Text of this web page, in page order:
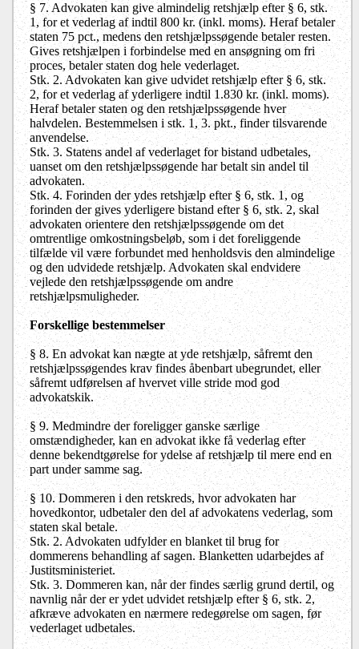
§ 7. Advokaten kan give almindelig retshjælp efter § 6, stk.
1, for et vederlag af indtil 800 kr. (inkl. moms). Heraf betaler
staten 75 pct., medens den retshjælpssøgende betaler resten.
Gives retshjælpen i forbindelse med en ansøgning om fri
proces, betaler staten dog hele vederlaget.
Stk. 2. Advokaten kan give udvidet retshjælp efter § 6, stk.
2, for et vederlag af yderligere indtil 1.830 kr. (inkl. moms).
Heraf betaler staten og den retshjælpssøgende hver
halvdelen. Bestemmelsen i stk. 1, 3. pkt., finder tilsvarende
anvendelse.
Stk. 3. Statens andel af vederlaget for bistand udbetales,
uanset om den retshjælpssøgende har betalt sin andel til
advokaten.
Stk. 4. Forinden der ydes retshjælp efter § 6, stk. 1, og
forinden der gives yderligere bistand efter § 6, stk. 2, skal
advokaten orientere den retshjælpssøgende om det
omtrentlige omkostningsbeløb, som i det foreliggende
tilfælde vil være forbundet med henholdsvis den almindelige
og den udvidede retshjælp. Advokaten skal endvidere
vejlede den retshjælpssøgende om andre
retshjælpsmuligheder.
Forskellige bestemmelser
§ 8. En advokat kan nægte at yde retshjælp, såfremt den
retshjælpssøgendes krav findes åbenbart ubegrundet, eller
såfremt udførelsen af hvervet ville stride mod god
advokatskik.
§ 9. Medmindre der foreligger ganske særlige
omstændigheder, kan en advokat ikke få vederlag efter
denne bekendtgørelse for ydelse af retshjælp til mere end en
part under samme sag.
§ 10. Dommeren i den retskreds, hvor advokaten har
hovedkontor, udbetaler den del af advokatens vederlag, som
staten skal betale.
Stk. 2. Advokaten udfylder en blanket til brug for
dommerens behandling af sagen. Blanketten udarbejdes af
Justitsministeriet.
Stk. 3. Dommeren kan, når der findes særlig grund dertil, og
navnlig når der er ydet udvidet retshjælp efter § 6, stk. 2,
afkræve advokaten en nærmere redegørelse om sagen, før
vederlaget udbetales.